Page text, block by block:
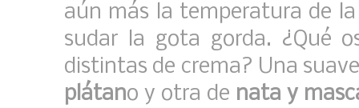
aún más la temperatura de
sudar la gota gorda. ¿Qué
distintas de crema? Una
plátano y otra de nata y